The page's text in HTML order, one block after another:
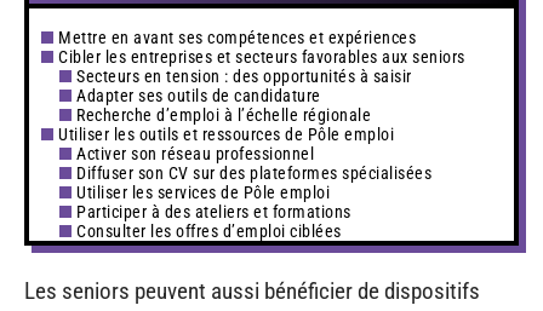
Mettre en avant ses compétences et expériences
Cibler les entreprises et secteurs favorables aux seniors
Secteurs en tension : des opportunités à saisir
Adapter ses outils de candidature
Recherche d’emploi à l’échelle régionale
Utiliser les outils et ressources de Pôle emploi
Activer son réseau professionnel
Diffuser son CV sur des plateformes spécialisées
Utiliser les services de Pôle emploi
Participer à des ateliers et formations
Consulter les offres d’emploi ciblées
Les seniors peuvent aussi bénéficier de dispositifs